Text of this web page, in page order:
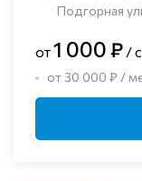
Подгорная
от1 000 ₽ /
от 30 000 ₽ /